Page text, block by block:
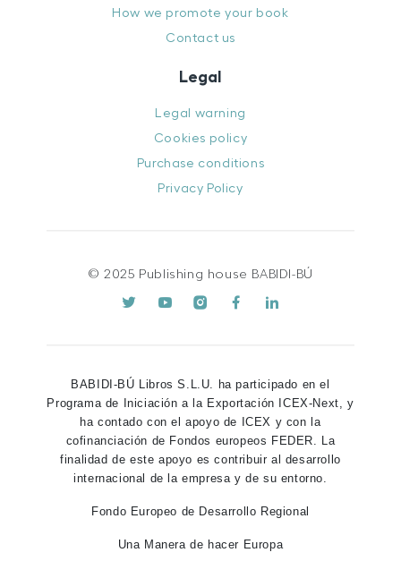
How we promote your book
Contact us
Legal
Legal warning
Cookies policy
Purchase conditions
Privacy Policy
© 2025 Publishing house BABIDI-BÚ
BABIDI-BÚ Libros S.L.U. ha participado en el
Programa de Iniciación a la Exportación ICEX-Next, y
ha contado con el apoyo de ICEX y con la
cofinanciación de Fondos europeos FEDER. La
finalidad de este apoyo es contribuir al desarrollo
internacional de la empresa y de su entorno.
Fondo Europeo de Desarrollo Regional
Una Manera de hacer Europa